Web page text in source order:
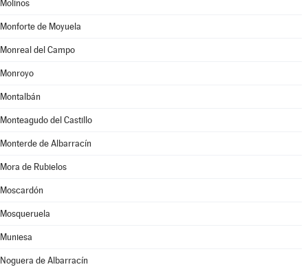
Molinos
Monforte de Moyuela
Monreal del Campo
Monroyo
Montalbán
Monteagudo del Castillo
Monterde de Albarracín
Mora de Rubielos
Moscardón
Mosqueruela
Muniesa
Noguera de Albarracín